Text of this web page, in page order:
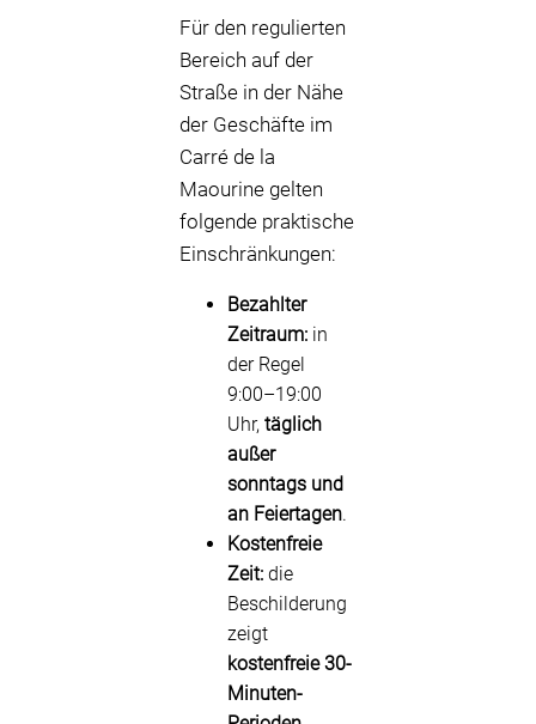
Für den regulierten
Bereich auf der
Straße in der Nähe
der Geschäfte im
Carré de la
Maourine gelten
folgende praktische
Einschränkungen:
Bezahlter
Zeitraum: in
der Regel
9:00–19:00
Uhr, täglich
außer
sonntags und
an Feiertagen.
Kostenfreie
Zeit: die
Beschilderung
zeigt
kostenfreie 30-
Minuten-